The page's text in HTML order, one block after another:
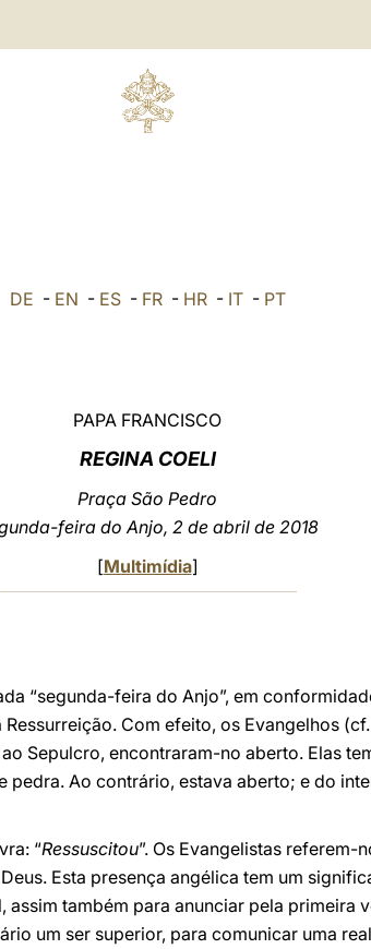
DE - EN - ES- FR- HR- IT- PT
PAPA FRANCISCO
REGINA COELI
Praça São Pedro
feira do Anjo, 2 de abril de 2018
[Multimídia]
“segunda-feira do Anjo”, em
Com efeito, os Evangelhos (cf.
Sepulcro, encontraram-no aberto. Elas
pedra. Ao contrário, estava aberto; e do
“Ressuscitou”. Os Evangelistas
Esta presença angélica tem um
também para anunciar pela primeira
um ser superior, para comunicar uma